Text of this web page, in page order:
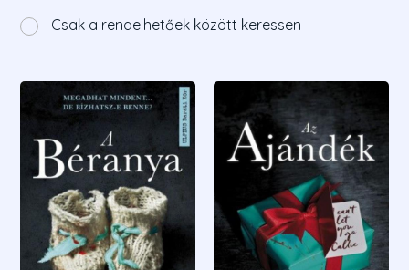
Csak a rendelhetőek között keressen